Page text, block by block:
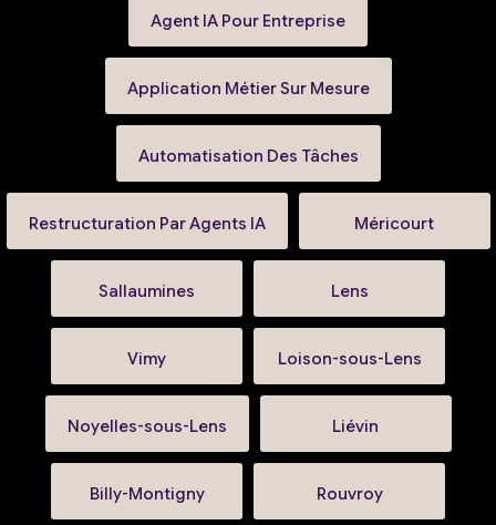
Agent IA Pour Entreprise
Application Métier Sur Mesure
Automatisation Des Tâches
Restructuration Par Agents IA Méricourt
Sallaumines Lens
Vimy Loison-sous-Lens
Noyelles-sous-Lens Liévin
Billy-Montigny Rouvroy